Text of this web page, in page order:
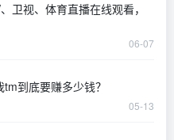
卫视、体育直播在线观看，
06-07
到底要赚多少钱？
05-13